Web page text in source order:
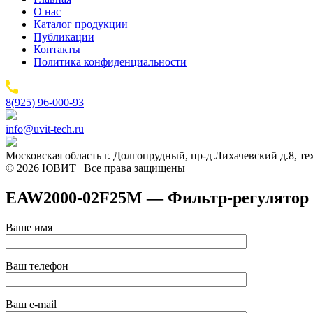
О нас
Каталог продукции
Публикации
Контакты
Политика конфиденциальности
8(925) 96-000-93
info@uvit-tech.ru
Московская область г. Долгопрудный, пр-д Лихачевский д.8,
© 2026 ЮВИТ | Все права защищены
EAW2000-02F25M — Фильтр-регулятор
Ваше имя
Ваш телефон
Ваш e-mail